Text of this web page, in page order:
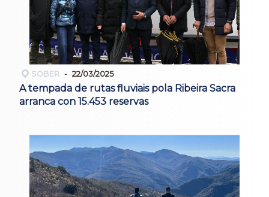
SOBER 22/03/2025
A tempada de rutas fluviais pola Ribeira Sacra
arranca con 15.453 reservas